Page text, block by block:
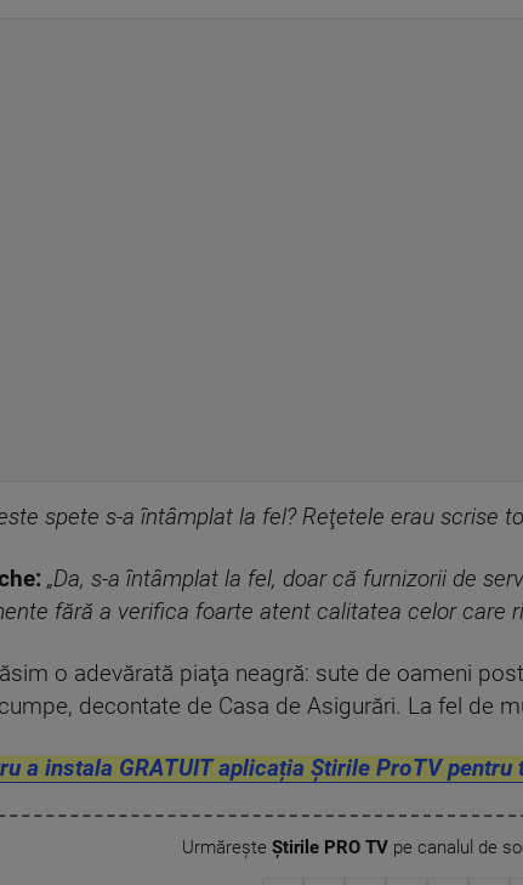
spete s-a întâmplat la fel? Reţetele erau scrise
„Da, s-a întâmplat la fel, doar că furnizorii de
fără a verifica foarte atent calitatea celor care
o adevărată piaţa neagră: sute de oameni
decontate de Casa de Asigurări. La fel de
a instala GRATUIT aplicația Știrile ProTV
Urmărește Știrile PRO TVpe canalul de